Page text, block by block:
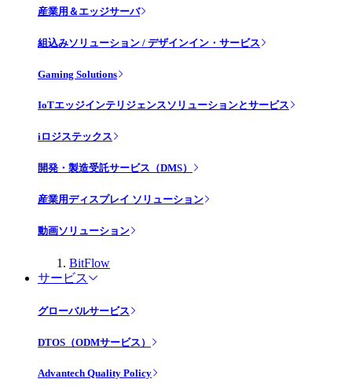
産業用＆エッジサーバ
組込みソリューション / デザインイン・サービス
Gaming Solutions
IoTエッジインテリジェンスソリューションとサービス
iロジステックス
開発・製造受託サービス（DMS）
産業用ディスプレイ ソリューション
動画ソリューション
BitFlow
サービス
グローバルサービス
DTOS（ODMサービス）
Advantech Quality Policy